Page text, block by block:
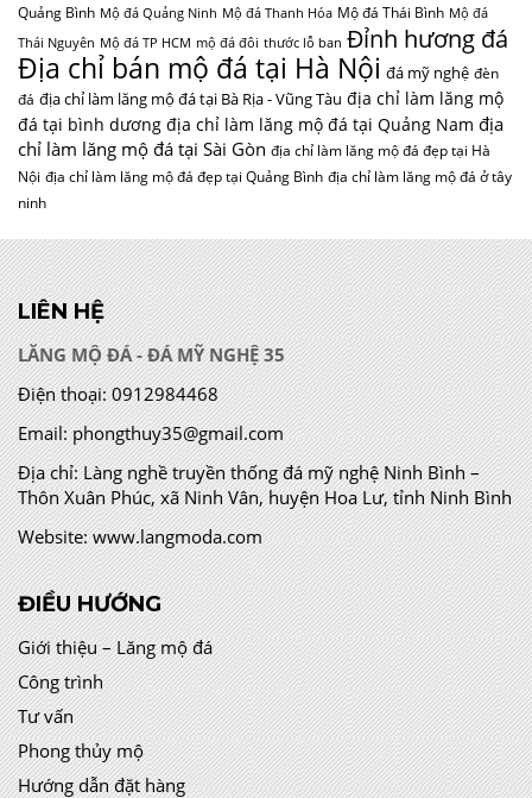
Quảng Bình Mộ đá Quảng Ninh Mộ đá Thanh Hóa Mộ đá Thái Bình Mộ đá
Thái Nguyên Mộ đá TP HCM mộ đá đôi thước lỗ ban Đỉnh hương đá
Địa chỉ bán mộ đá tại Hà Nội đá mỹ nghệ đèn
đá địa chỉ làm lăng mộ đá tại Bà Rịa - Vũng Tàu địa chỉ làm lăng mộ
đá tại bình dương địa chỉ làm lăng mộ đá tại Quảng Nam địa
chỉ làm lăng mộ đá tại Sài Gòn địa chỉ làm lăng mộ đá đẹp tại Hà
Nội địa chỉ làm lăng mộ đá đẹp tại Quảng Bình địa chỉ làm lăng mộ đá ở tây
ninh
LIÊN HỆ
LĂNG MỘ ĐÁ - ĐÁ MỸ NGHỆ 35
Điện thoại: 0912984468
Email: phongthuy35@gmail.com
Địa chỉ:Làng nghề truyền thống đá mỹ nghệ Ninh Bình –
Thôn Xuân Phúc, xã Ninh Vân, huyện Hoa Lư, tỉnh Ninh Bình
Website: www.langmoda.com
ĐIỀU HƯỚNG
Giới thiệu – Lăng mộ đá
Công trình
Tư vấn
Phong thủy mộ
Hướng dẫn đặt hàng